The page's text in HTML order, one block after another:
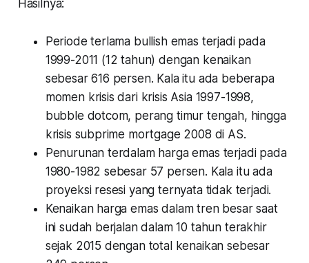
Hasilnya:
Periode terlama bullish emas terjadi pada
1999-2011 (12 tahun) dengan kenaikan
sebesar 616 persen. Kala itu ada beberapa
momen krisis dari krisis Asia 1997-1998,
bubble dotcom, perang timur tengah, hingga
krisis subprime mortgage 2008 di AS.
Penurunan terdalam harga emas terjadi pada
1980-1982 sebesar 57 persen. Kala itu ada
proyeksi resesi yang ternyata tidak terjadi.
Kenaikan harga emas dalam tren besar saat
ini sudah berjalan dalam 10 tahun terakhir
sejak 2015 dengan total kenaikan sebesar